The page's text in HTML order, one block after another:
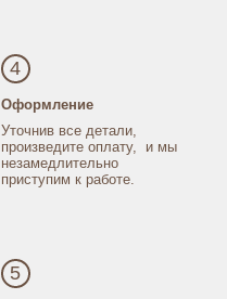
4
Оформление
Уточнив все детали,
произведите оплату,
и мы
незамедлительно
приступим к работе.
5